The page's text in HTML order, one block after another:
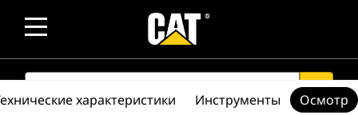
SEARCH search
характеристики Инструменты Осмотр